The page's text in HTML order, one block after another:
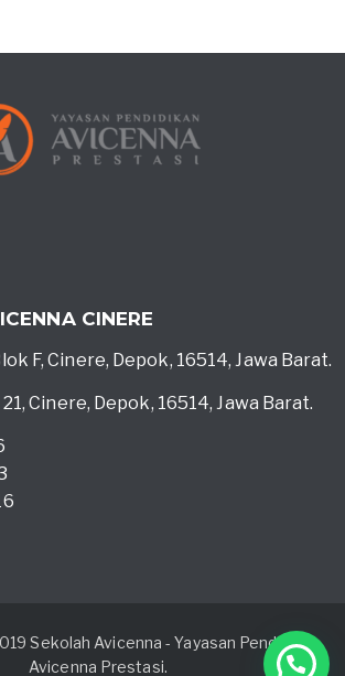
CINERE
F, Cinere, Depok, 16514, Jawa Barat.
21, Cinere, Depok, 16514, Jawa Barat.
Sekolah Avicenna - Yayasan Pendidikan
Avicenna Prestasi.